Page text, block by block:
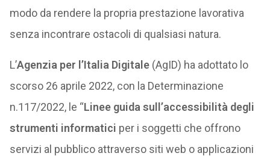
modo da rendere la propria prestazione lavorativa
senza incontrare ostacoli di qualsiasi natura.
L’Agenzia per l’Italia Digitale (AgID) ha adottato lo
scorso 26 aprile 2022, con la Determinazione
n.117/2022, le “Linee guida sull’accessibilità degli
strumenti informatici per i soggetti che offrono
servizi al pubblico attraverso siti web o applicazioni